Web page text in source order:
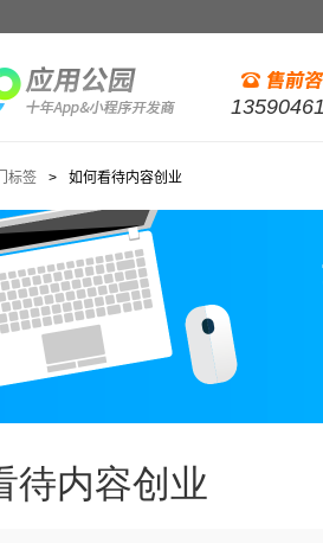
标签 > 如何看待内容创业
待内容创业